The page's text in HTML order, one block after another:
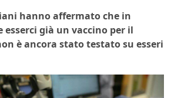
hanno affermato che in
già un vaccino per il
è ancora stato testato su esseri